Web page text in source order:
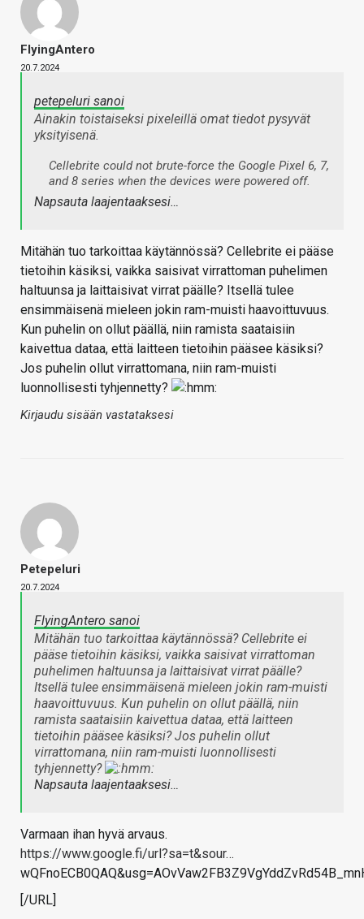
FlyingAntero
20.7.2024
petepeluri sanoi
Ainakin toistaiseksi pixeleillä omat tiedot pysyvät
yksityisenä.
Cellebrite could not brute-force the Google Pixel 6, 7,
and 8 series when the devices were powered off.
Napsauta laajentaaksesi…
Mitähän tuo tarkoittaa käytännössä? Cellebrite ei pääse
tietoihin käsiksi, vaikka saisivat virrattoman puhelimen
haltuunsa ja laittaisivat virrat päälle? Itsellä tulee
ensimmäisenä mieleen jokin ram-muisti haavoittuvuus.
Kun puhelin on ollut päällä, niin ramista saataisiin
kaivettua dataa, että laitteen tietoihin pääsee käsiksi?
Jos puhelin ollut virrattomana, niin ram-muisti
luonnollisesti tyhjennetty?
Kirjaudu sisään vastataksesi
Petepeluri
20.7.2024
FlyingAntero sanoi
Mitähän tuo tarkoittaa käytännössä? Cellebrite ei
pääse tietoihin käsiksi, vaikka saisivat virrattoman
puhelimen haltuunsa ja laittaisivat virrat päälle?
Itsellä tulee ensimmäisenä mieleen jokin ram-muisti
haavoittuvuus. Kun puhelin on ollut päällä, niin
ramista saataisiin kaivettua dataa, että laitteen
tietoihin pääsee käsiksi? Jos puhelin ollut
virrattomana, niin ram-muisti luonnollisesti
tyhjennetty?
Napsauta laajentaaksesi…
Varmaan ihan hyvä arvaus.
https://www.google.fi/url?sa=t&sour…
[/URL]